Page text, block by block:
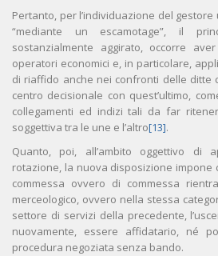
Pertanto, per l’individuazione del
“mediante un escamotage”, il
sostanzialmente aggirato, occorre
operatori economici e, in particolare,
di riaffido anche nei confronti delle ditte
centro decisionale con quest’ultimo,
collegamenti ed indizi tali da far
soggettiva tra le une e l’altro[13].
Quanto, poi, all’ambito oggettivo di
rotazione, la nuova disposizione impone
commessa ovvero di commessa
merceologico, ovvero nella stessa
settore di servizi della precedente,
nuovamente, essere affidatario, né
procedura negoziata senza bando.